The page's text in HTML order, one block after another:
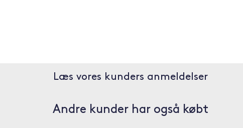
Læs vores kunders anmeldelser
Andre kunder har også købt